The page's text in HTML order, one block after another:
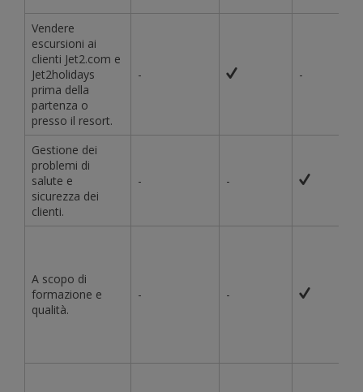
Vendere
escursioni ai
clienti Jet2.com e
Jet2holidays
prima della
partenza o
presso il resort.
- -
Gestione dei
problemi di
salute e
sicurezza dei
clienti.
- -
A scopo di
formazione e
qualità.
- -